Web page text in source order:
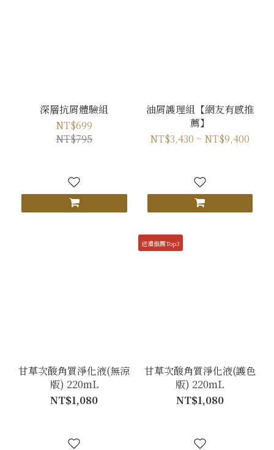
深層抗屑體驗組
NT$699
NT$795
油屑護理組【網友有感推
薦】
NT$3,430 ~ NT$9,400
甘草次酸角質淨化液(無涼
版) 220mL
NT$1,080
送禮推薦Top3
甘草次酸角質淨化液(護色
版) 220mL
NT$1,080